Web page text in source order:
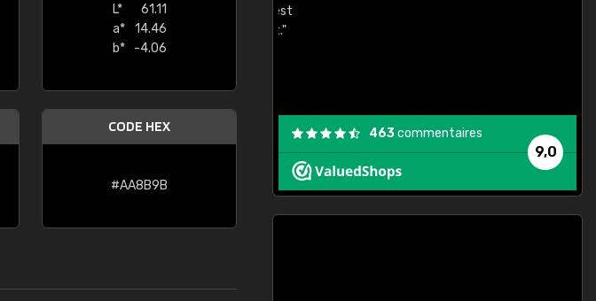
L*
61.11
a*
14.46
b*
-4.06
CODE HEX
#AA8B9B
comprend pas qui est quoi. La livraison s'est
bien passé et le produit reçu me convient."
9,0
463commentaires